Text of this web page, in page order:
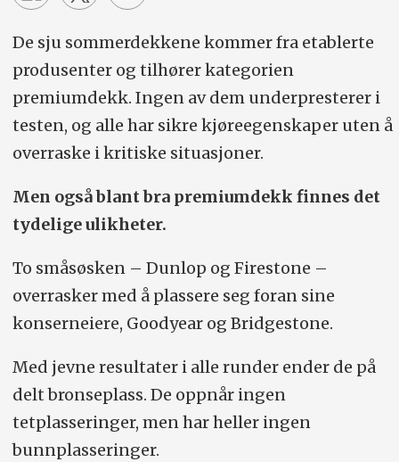
De sju sommerdekkene kommer fra etablerte
produsenter og tilhører kategorien
premiumdekk. Ingen av dem underpresterer i
testen, og alle har sikre kjøreegenskaper uten å
overraske i kritiske situasjoner.
Men også blant bra premiumdekk finnes det
tydelige ulikheter.
To småsøsken – Dunlop og Firestone –
overrasker med å plassere seg foran sine
konserneiere, Goodyear og Bridgestone.
Med jevne resultater i alle runder ender de på
delt bronseplass. De oppnår ingen
tetplasseringer, men har heller ingen
bunnplasseringer.